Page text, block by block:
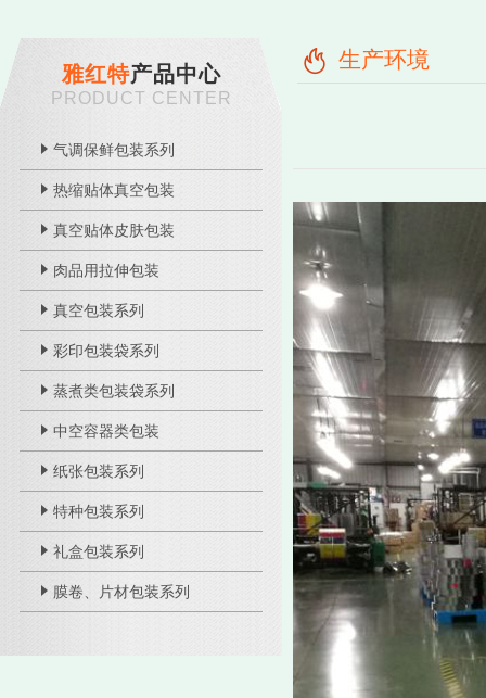
雅红特产品中心
PRODUCT CENTER
气调保鲜包装系列
热缩贴体真空包装
真空贴体皮肤包装
肉品用拉伸包装
真空包装系列
彩印包装袋系列
蒸煮类包装袋系列
中空容器类包装
纸张包装系列
特种包装系列
礼盒包装系列
膜卷、片材包装系列
生产环境